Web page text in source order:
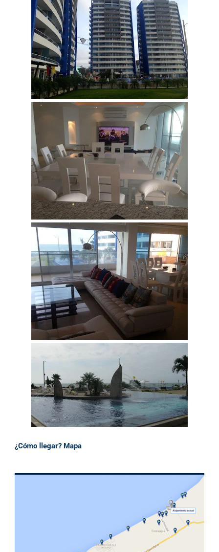
¿Cómo llegar? Mapa